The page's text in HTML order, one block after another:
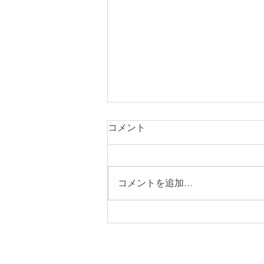
症例242
コメント
コメントを追加…